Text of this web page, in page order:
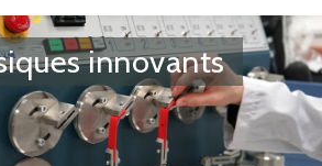
innovants